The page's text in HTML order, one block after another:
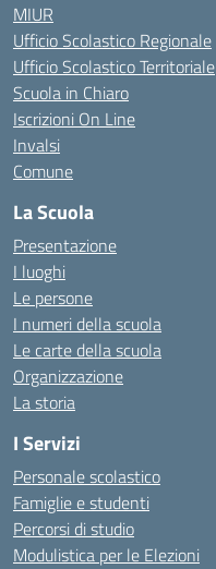
MIUR
Ufficio Scolastico Regionale
Ufficio Scolastico Territoriale
Scuola in Chiaro
Iscrizioni On Line
Invalsi
Comune
La Scuola
Presentazione
I luoghi
Le persone
I numeri della scuola
Le carte della scuola
Organizzazione
La storia
I Servizi
Personale scolastico
Famiglie e studenti
Percorsi di studio
Modulistica per le Elezioni